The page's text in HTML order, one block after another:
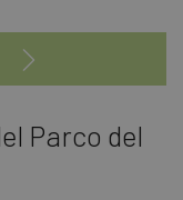
Parco del